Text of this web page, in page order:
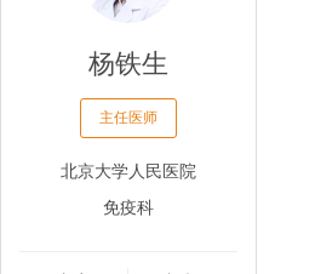
杨铁生
主任医师
北京大学人民医院
免疫科